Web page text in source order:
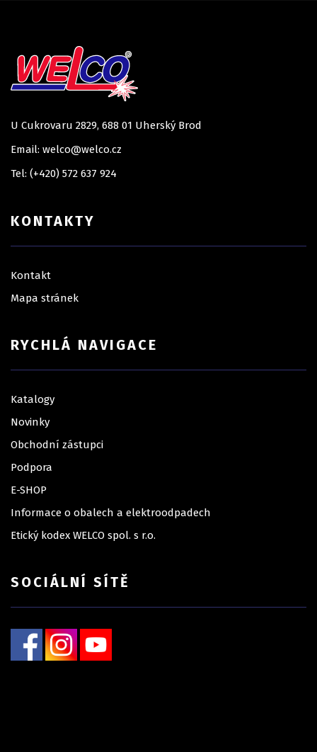
U Cukrovaru 2829, 688 01 Uherský Brod
Email: welco@welco.cz
Tel: (+420) 572 637 924
KONTAKTY
Kontakt
Mapa stránek
RYCHLÁ NAVIGACE
Katalogy
Novinky
Obchodní zástupci
Podpora
E-SHOP
Informace o obalech a elektroodpadech
Etický kodex WELCO spol. s r.o.
SOCIÁLNÍ SÍTĚ